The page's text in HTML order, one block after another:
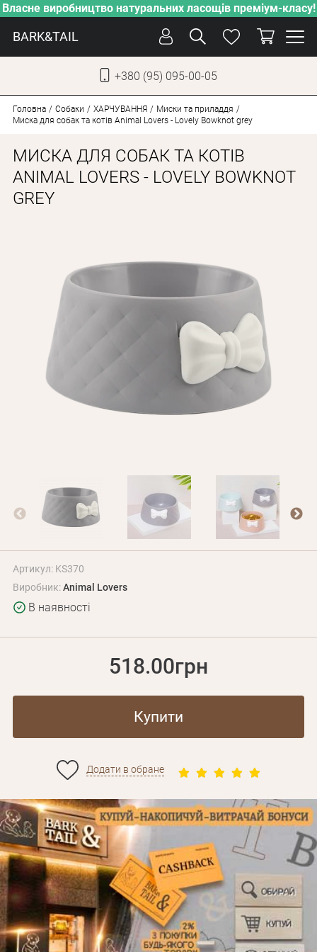
Власне виробництво натуральних ласощів преміум-класу!
BARK&TAIL
+380 (95) 095-00-05
ДОГЛЯД
ПІКЛУВАННЯ
АКЦІЇ
Оплата і доставка
Програма лояльності
Головна Собаки ХАРЧУВАННЯ
Миски та приладдя
Миска для собак та котів Animal Lovers - Lovely Bowknot grey
МИСКА ДЛЯ СОБАК ТА КОТІВ
ANIMAL LOVERS - LOVELY BOWKNOT
GREY
Артикул: KS370
Виробник:Animal Lovers
В наявності
518.00грн
Купити
Додати в обране